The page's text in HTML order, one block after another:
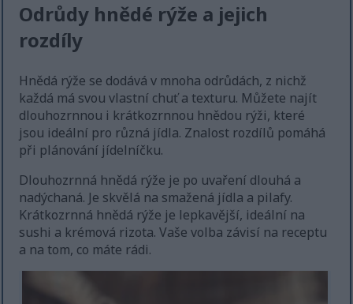
Odrůdy hnědé rýže a jejich
rozdíly
Hnědá rýže se dodává v mnoha odrůdách, z nichž
každá má svou vlastní chuť a texturu. Můžete najít
dlouhozrnnou i krátkozrnnou hnědou rýži, které
jsou ideální pro různá jídla. Znalost rozdílů pomáhá
při plánování jídelníčku.
Dlouhozrnná hnědá rýže je po uvaření dlouhá a
nadýchaná. Je skvělá na smažená jídla a pilafy.
Krátkozrnná hnědá rýže je lepkavější, ideální na
sushi a krémová rizota. Vaše volba závisí na receptu
a na tom, co máte rádi.